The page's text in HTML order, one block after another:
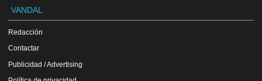
VANDAL
Redacción
Contactar
Publicidad / Advertising